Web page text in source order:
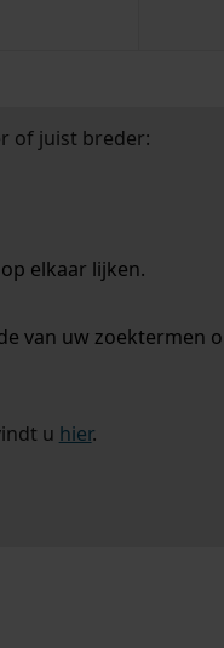
of juist breder:
elkaar lijken.
van uw zoektermen
u hier.